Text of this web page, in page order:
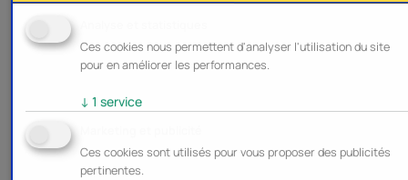
Ces cookies nous permettent d'analyser l'utilisation du site
pour en améliorer les performances.
↓ 1 service
Ces cookies sont utilisés pour vous proposer des publicités
pertinentes.